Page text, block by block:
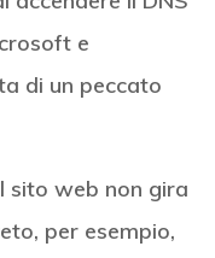
e
di un peccato
sito web non gira
per esempio,